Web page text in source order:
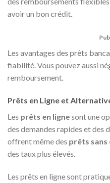
avoir un bon crédit.
Les avantages des prêts
fiabilité. Vous pouvez aussi
remboursement.
Prêts en Ligne et
Les prêts en lignesont une
des demandes rapides et des
offrent même des prêts sans
des taux plus élevés.
Les prêts en ligne sont